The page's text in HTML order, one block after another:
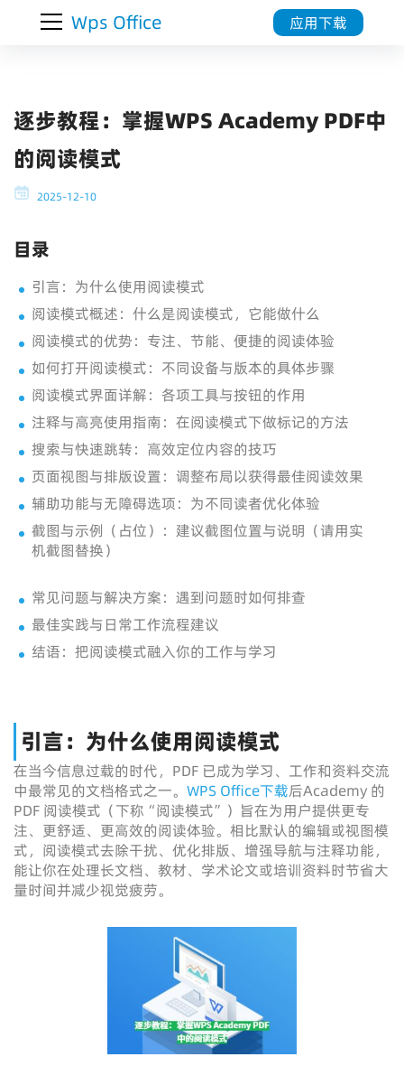
Wps Office 应用下载
逐步教程：掌握WPS Academy PDF中
的阅读模式
2025-12-10
目录
引言：为什么使用阅读模式
阅读模式概述：什么是阅读模式，它能做什么
阅读模式的优势：专注、节能、便捷的阅读体验
如何打开阅读模式：不同设备与版本的具体步骤
阅读模式界面详解：各项工具与按钮的作用
注释与高亮使用指南：在阅读模式下做标记的方法
搜索与快速跳转：高效定位内容的技巧
页面视图与排版设置：调整布局以获得最佳阅读效果
辅助功能与无障碍选项：为不同读者优化体验
截图与示例（占位）：建议截图位置与说明（请用实
机截图替换）
常见问题与解决方案：遇到问题时如何排查
最佳实践与日常工作流程建议
结语：把阅读模式融入你的工作与学习
引言：为什么使用阅读模式
在当今信息过载的时代，PDF 已成为学习、工作和资料交流
中最常见的文档格式之一。 WPS Office下载后Academy 的
PDF 阅读模式（下称“阅读模式”）旨在为用户提供更专
注、更舒适、更高效的阅读体验。相比默认的编辑或视图模
式，阅读模式去除干扰、优化排版、增强导航与注释功能，
能让你在处理长文档、教材、学术论文或培训资料时节省大
量时间并减少视觉疲劳。